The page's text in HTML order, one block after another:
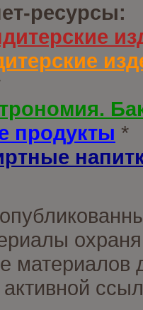
ресурсы:
продукты *
материалов